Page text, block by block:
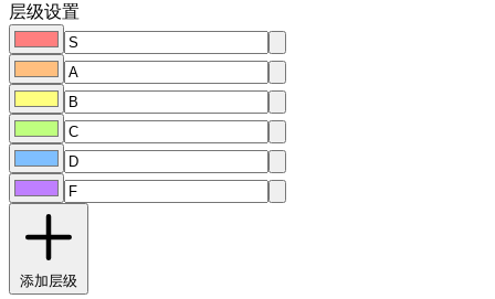
层级设置
添加层级